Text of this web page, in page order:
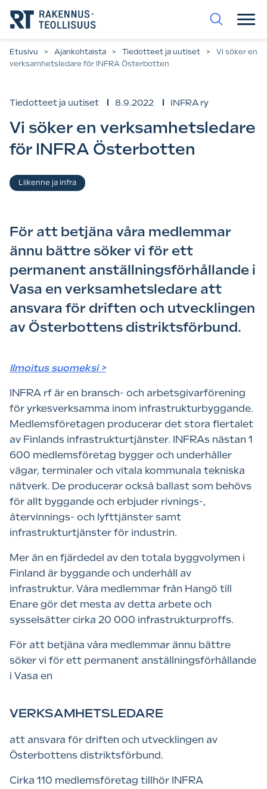
suoraan
sisältöön.
Etusivu > Ajankohtaista > Tiedotteet ja uutiset >
Vi söker en
verksamhetsledare för INFRA Österbotten
Tiedotteet ja uutiset 8.9.2022 INFRA ry
Vi söker en verksamhetsledare
för INFRA Österbotten
Asiasanat
Liikenne ja infra
För att betjäna våra medlemmar
ännu bättre söker vi för ett
permanent anställningsförhållande i
Vasa en verksamhetsledare att
ansvara för driften och utvecklingen
av Österbottens distriktsförbund.
Ilmoitus suomeksi >
INFRA rf är en bransch- och arbetsgivarförening
för yrkesverksamma inom infrastrukturbyggande.
Medlemsföretagen producerar det stora flertalet
av Finlands infrastrukturtjänster. INFRAs nästan 1
600 medlemsföretag bygger och underhåller
vägar, terminaler och vitala kommunala tekniska
nätverk. De producerar också ballast som behövs
för allt byggande och erbjuder rivnings-,
återvinnings- och lyfttjänster samt
infrastrukturtjänster för industrin.
Mer än en fjärdedel av den totala byggvolymen i
Finland är byggande och underhåll av
infrastruktur. Våra medlemmar från Hangö till
Enare gör det mesta av detta arbete och
sysselsätter cirka 20 000 infrastrukturproffs.
För att betjäna våra medlemmar ännu bättre
söker vi för ett permanent anställningsförhållande
i Vasa en
VERKSAMHETSLEDARE
att ansvara för driften och utvecklingen av
Österbottens distriktsförbund.
Cirka 110 medlemsföretag tillhör INFRA